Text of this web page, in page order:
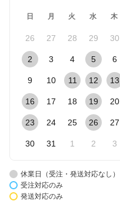
日 月 火 水 木
26 27 28 29 30
2 3 4 5 6
9 10 11 12 13
16 17 18 19 20
23 24 25 26 27
30 31 1 2 3
休業日（受注・発送対応なし）
受注対応のみ
発送対応のみ